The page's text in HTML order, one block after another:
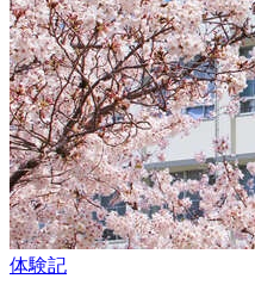
体験記